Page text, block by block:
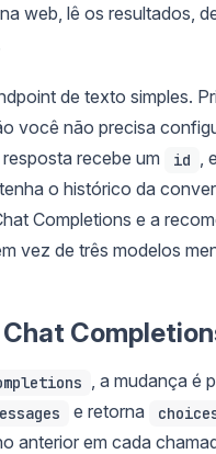
web, lê os resultados,
de texto simples.
você não precisa
recebe um
id
o histórico da
Completions e a
vez de três modelos
, a mudança é
e retorna
anterior em cada